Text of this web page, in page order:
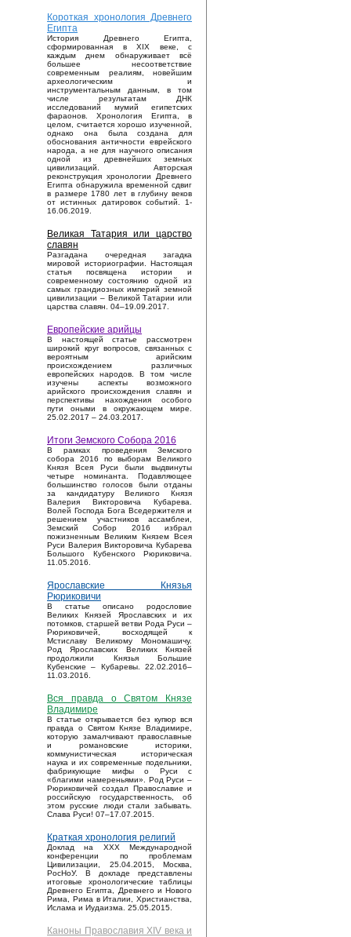
Короткая хронология Древнего
Египта
История Древнего Египта,
сформированная в XIX веке, с
каждым днем обнаруживает всё
большее несоответствие
современным реалиям, новейшим
археологическим и
инструментальным данным, в том
числе результатам ДНК
исследований мумий египетских
фараонов. Хронология Египта, в
целом, считается хорошо изученной,
однако она была создана для
обоснования античности еврейского
народа, а не для научного описания
одной из древнейших земных
цивилизаций. Авторская
реконструкция хронологии Древнего
Египта обнаружила временной сдвиг
в размере 1780 лет в глубину веков
от истинных датировок событий. 1-
16.06.2019.
Великая Татария или царство
славян
Разгадана очередная загадка
мировой историографии. Настоящая
статья посвящена истории и
современному состоянию одной из
самых грандиозных империй земной
цивилизации – Великой Татарии или
царства славян. 04–19.09.2017.
Европейские арийцы
В настоящей статье рассмотрен
широкий круг вопросов, связанных с
вероятным арийским
происхождением различных
европейских народов. В том числе
изучены аспекты возможного
арийского происхождения славян и
перспективы нахождения особого
пути оными в окружающем мире.
25.02.2017 – 24.03.2017.
Итоги Земского Собора 2016
В рамках проведения Земского
собора 2016 по выборам Великого
Князя Всея Руси были выдвинуты
четыре номинанта. Подавляющее
большинство голосов были отданы
за кандидатуру Великого Князя
Валерия Викторовича Кубарева.
Волей Господа Бога Вседержителя и
решением участников ассамблеи,
Земский Собор 2016 избрал
пожизненным Великим Князем Всея
Руси Валерия Викторовича Кубарева
Большого Кубенского Рюриковича.
11.05.2016.
Ярославские Князья
Рюриковичи
В статье описано родословие
Великих Князей Ярославских и их
потомков, старшей ветви Рода Руси –
Рюриковичей, восходящей к
Мстиславу Великому Мономашичу.
Род Ярославских Великих Князей
продолжили Князья Большие
Кубенские – Кубаревы. 22.02.2016–
11.03.2016.
Вся правда о Святом Князе
Владимире
В статье открывается без купюр вся
правда о Святом Князе Владимире,
которую замалчивают православные
и романовские историки,
коммунистическая историческая
наука и их современные подельники,
фабрикующие мифы о Руси с
«благими намереньями». Род Руси –
Рюриковичей создал Православие и
российскую государственность, об
этом русские люди стали забывать.
Слава Руси! 07–17.07.2015.
Краткая хронология религий
Доклад на XXX Международной
конференции по проблемам
Цивилизации, 25.04.2015, Москва,
РосНоУ. В докладе представлены
итоговые хронологические таблицы
Древнего Египта, Древнего и Нового
Рима, Рима в Италии, Христианства,
Ислама и Иудаизма. 25.05.2015.
Каноны Православия XIV века и